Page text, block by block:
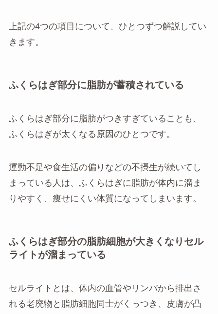
上記の4つの項目について、ひとつずつ解説してい
きます。
ふくらはぎ部分に脂肪が蓄積されている
ふくらはぎ部分に脂肪がつきすぎていることも、
ふくらはぎが太くなる原因のひとつです。
運動不足や食生活の偏りなどの不摂生が続いてし
まっている人は、ふくらはぎに脂肪が体内に溜ま
りやすく、痩せにくい体質になってしまいます。
ふくらはぎ部分の脂肪細胞が大きくなりセル
ライトが溜まっている
セルライトとは、体内の血管やリンパから排出さ
れる老廃物と脂肪細胞同士がくっつき、皮膚が凸